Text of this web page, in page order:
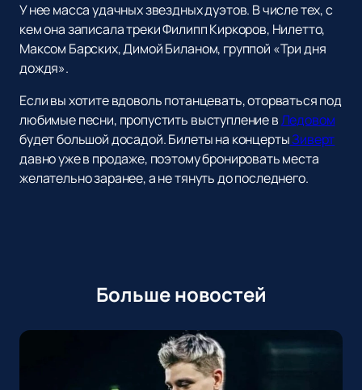
У нее масса удачных звездных дуэтов. В числе тех, с
кем она записала треки Филипп Киркоров, Нилетто,
Максом Барских, Димой Биланом, группой «Три дня
дождя».
Если вы хотите вдоволь потанцевать, оторваться под
любимые песни, пропустить выступление вЛедовом
будет большой досадой. Билеты на концертыЗиверт
давно уже в продаже, поэтому бронировать места
желательно заранее, а не тянуть до последнего.
Больше новостей